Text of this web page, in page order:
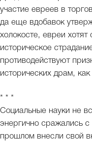
участие евреев в
да еще вдобавок
холокосте, евреи
историческое
противодействуют
исторических драм,
* * *
Социальные науки не
энергично сражались
прошлом внесли свой